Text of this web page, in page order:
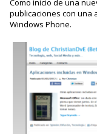
Como inicio de una
publicaciones con una
Windows Phone.